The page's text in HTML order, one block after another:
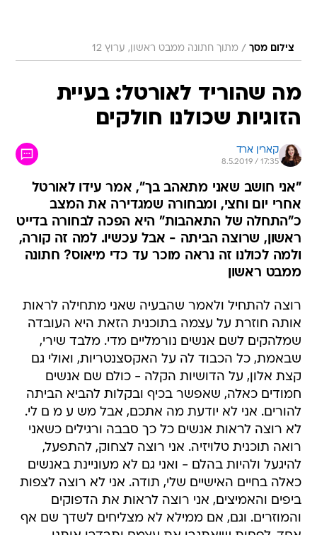
צילום מסך / מתוך חתונה ממבט ראשון, ערוץ 12
מה שהוריד לאורטל: בעיית
הזוגיות שכולנו חולקים
קארין ארד
8.5.2019 / 17:35
"אני חושב שאני מתאהב בך", אמר עידו לאורטל
אחרי יום וחצי, ומבחורה שמגדירה את המצב
כ"התחלה של התאהבות" היא הפכה לבחורה בדייט
ראשון, שרוצה הביתה - אבל עכשיו. למה זה קורה,
ולמה לכולנו זה נראה מוכר עד כדי מיאוס? חתונה
ממבט ראשון
רוצה להתחיל ולאמר שהבעיה שאני מתחילה לראות
אותה חוזרת על עצמה בתוכנית הזאת היא העובדה
שמלהקים לשם אנשים נורמליים מדי. מלבד שירי,
שבאמת, כל הכבוד לה על האקסצנטריות, ואולי גם
קצת אלון, על הדושיות הקלה - כולם שם אנשים
חמודים כאלה, שאפשר בכיף ובקלות להביא הביתה
להורים. אני לא יודעת מה אתכם, אבל מש ע מ ם לי.
לא רוצה לראות אנשים כל כך סבבה ורגילים כשאני
רואה תוכנית טלויזיה. אני רוצה לצחוק, להתפעל,
להיגעל ולהיות בהלם - ואני גם לא מעוניינת באנשים
כאלה בחיים האישיים שלי, תודה. אני לא רוצה לצפות
ביפים והאמיצים, אני רוצה לראות את הדפוקים
והמוזרים. וגם, אם ממילא לא מצליחים לשדך שם אף